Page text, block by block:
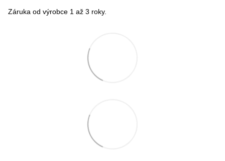
Záruka od výrobce 1 až 3 roky.